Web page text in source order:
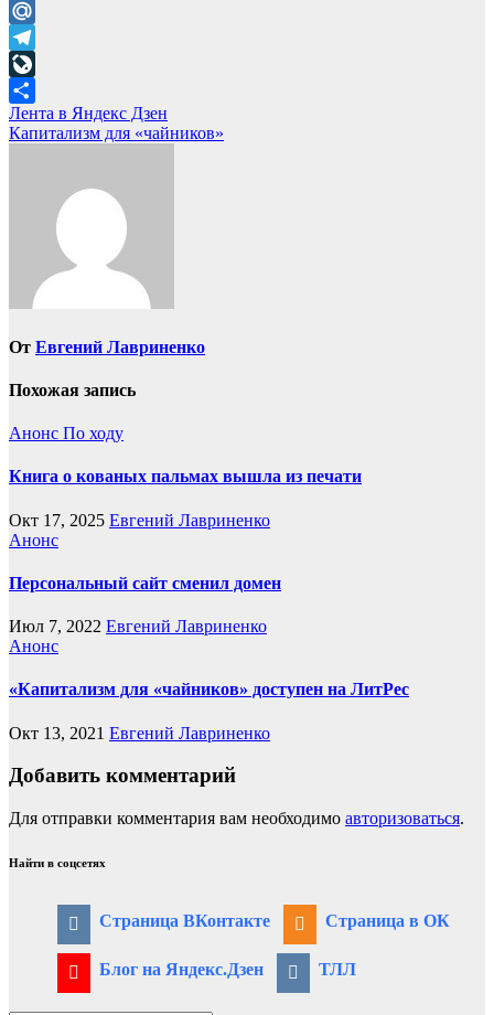
Odnoklassniki
Mail.Ru
Telegram
LiveJournal
Отправить
Навигация
по
Лента в Яндекс Дзен
Капитализм для «чайников»
От Евгений Лавриненко
Похожая запись
Анонс По ходу
Книга о кованых пальмах вышла из печати
Окт 17, 2025 Евгений Лавриненко
Анонс
Персональный сайт сменил домен
Июл 7, 2022 Евгений Лавриненко
Анонс
«Капитализм для «чайников» доступен на ЛитРес
Окт 13, 2021 Евгений Лавриненко
Добавить комментарий
Для отправки комментария вам необходимо авторизоваться.
Найти в соцсетях
Страница ВКонтакте Страница в ОК
Блог на Яндекс.Дзен ТЛЛ